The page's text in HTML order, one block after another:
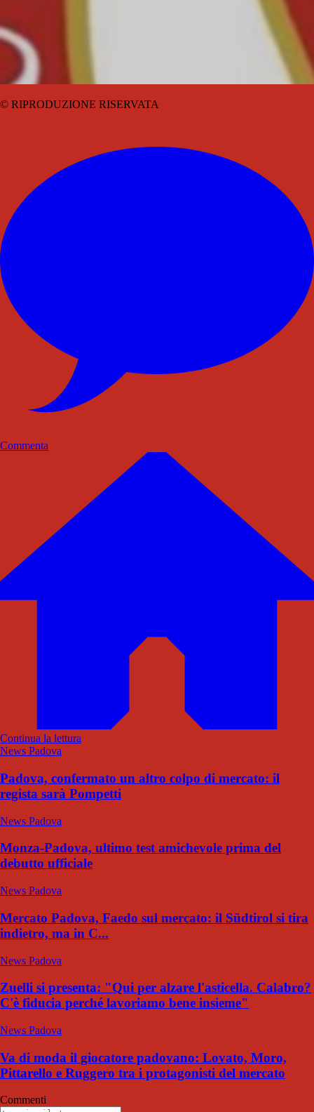
© RIPRODUZIONE RISERVATA
Commenta
Continua la lettura
News Padova
Padova, confermato un altro colpo di mercato: il
regista sarà Pompetti
News Padova
Monza-Padova, ultimo test amichevole prima del
debutto ufficiale
News Padova
Mercato Padova, Faedo sul mercato: il Südtirol si tira
indietro, ma in C...
News Padova
Zuelli si presenta: "Qui per alzare l'asticella. Calabro?
C'è fiducia perché lavoriamo bene insieme"
News Padova
Va di moda il giocatore padovano: Lovato, Moro,
Pittarello e Ruggero tra i protagonisti del mercato
Commenti